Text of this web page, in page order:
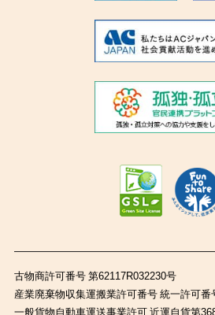
古物商許可番号 第62117R032230号
産業廃棄物収集運搬業許可番号 統一許可番
一般貨物自動車運送事業許可 近運自貨第